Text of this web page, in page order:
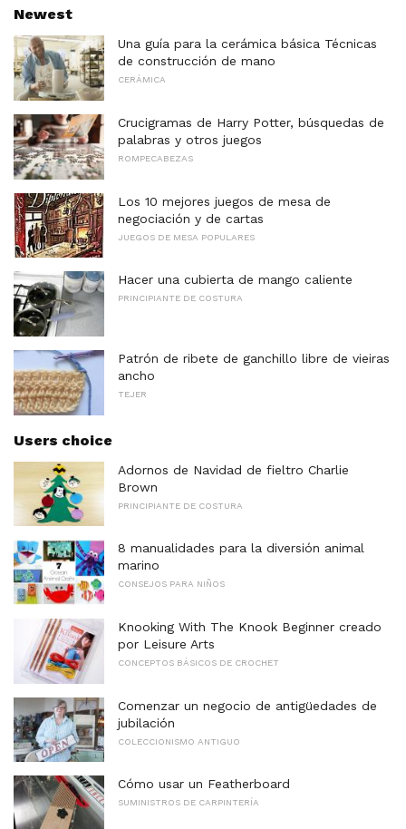
Newest
Una guía para la cerámica básica Técnicas
de construcción de mano
CERÁMICA
Crucigramas de Harry Potter, búsquedas de
palabras y otros juegos
ROMPECABEZAS
Los 10 mejores juegos de mesa de
negociación y de cartas
JUEGOS DE MESA POPULARES
Hacer una cubierta de mango caliente
PRINCIPIANTE DE COSTURA
Patrón de ribete de ganchillo libre de vieiras
ancho
TEJER
Users choice
Adornos de Navidad de fieltro Charlie
Brown
PRINCIPIANTE DE COSTURA
8 manualidades para la diversión animal
marino
CONSEJOS PARA NIÑOS
Knooking With The Knook Beginner creado
por Leisure Arts
CONCEPTOS BÁSICOS DE CROCHET
Comenzar un negocio de antigüedades de
jubilación
COLECCIONISMO ANTIGUO
Cómo usar un Featherboard
SUMINISTROS DE CARPINTERÍA